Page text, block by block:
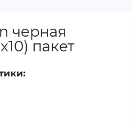
черная
пакет